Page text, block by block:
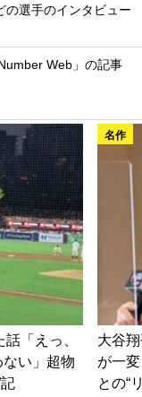
の選手のインタビュー
Web」の記事
「えっ、
い」超物
名作
大谷
が一
との“